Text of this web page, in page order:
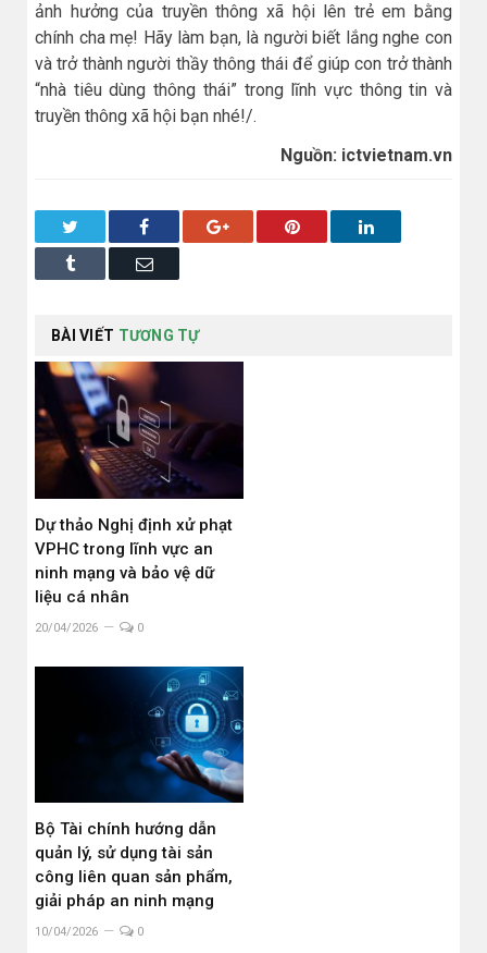
ảnh hưởng của truyền thông xã hội lên trẻ em bằng
chính cha mẹ! Hãy làm bạn, là người biết lắng nghe con
và trở thành người thầy thông thái để giúp con trở thành
“nhà tiêu dùng thông thái” trong lĩnh vực thông tin và
truyền thông xã hội bạn nhé!/.
Nguồn: ictvietnam.vn
Facebook Google+ Pinterest LinkedIn
Tumblr Email
BÀI VIẾT TƯƠNG TỰ
Dự thảo Nghị định xử phạt
VPHC trong lĩnh vực an
ninh mạng và bảo vệ dữ
liệu cá nhân
20/04/2026 0
Bộ Tài chính hướng dẫn
quản lý, sử dụng tài sản
công liên quan sản phẩm,
giải pháp an ninh mạng
10/04/2026 0